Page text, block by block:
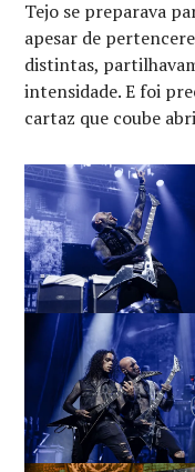
Tejo se preparava
apesar de
distintas,
intensidade. E foi
cartaz que coube